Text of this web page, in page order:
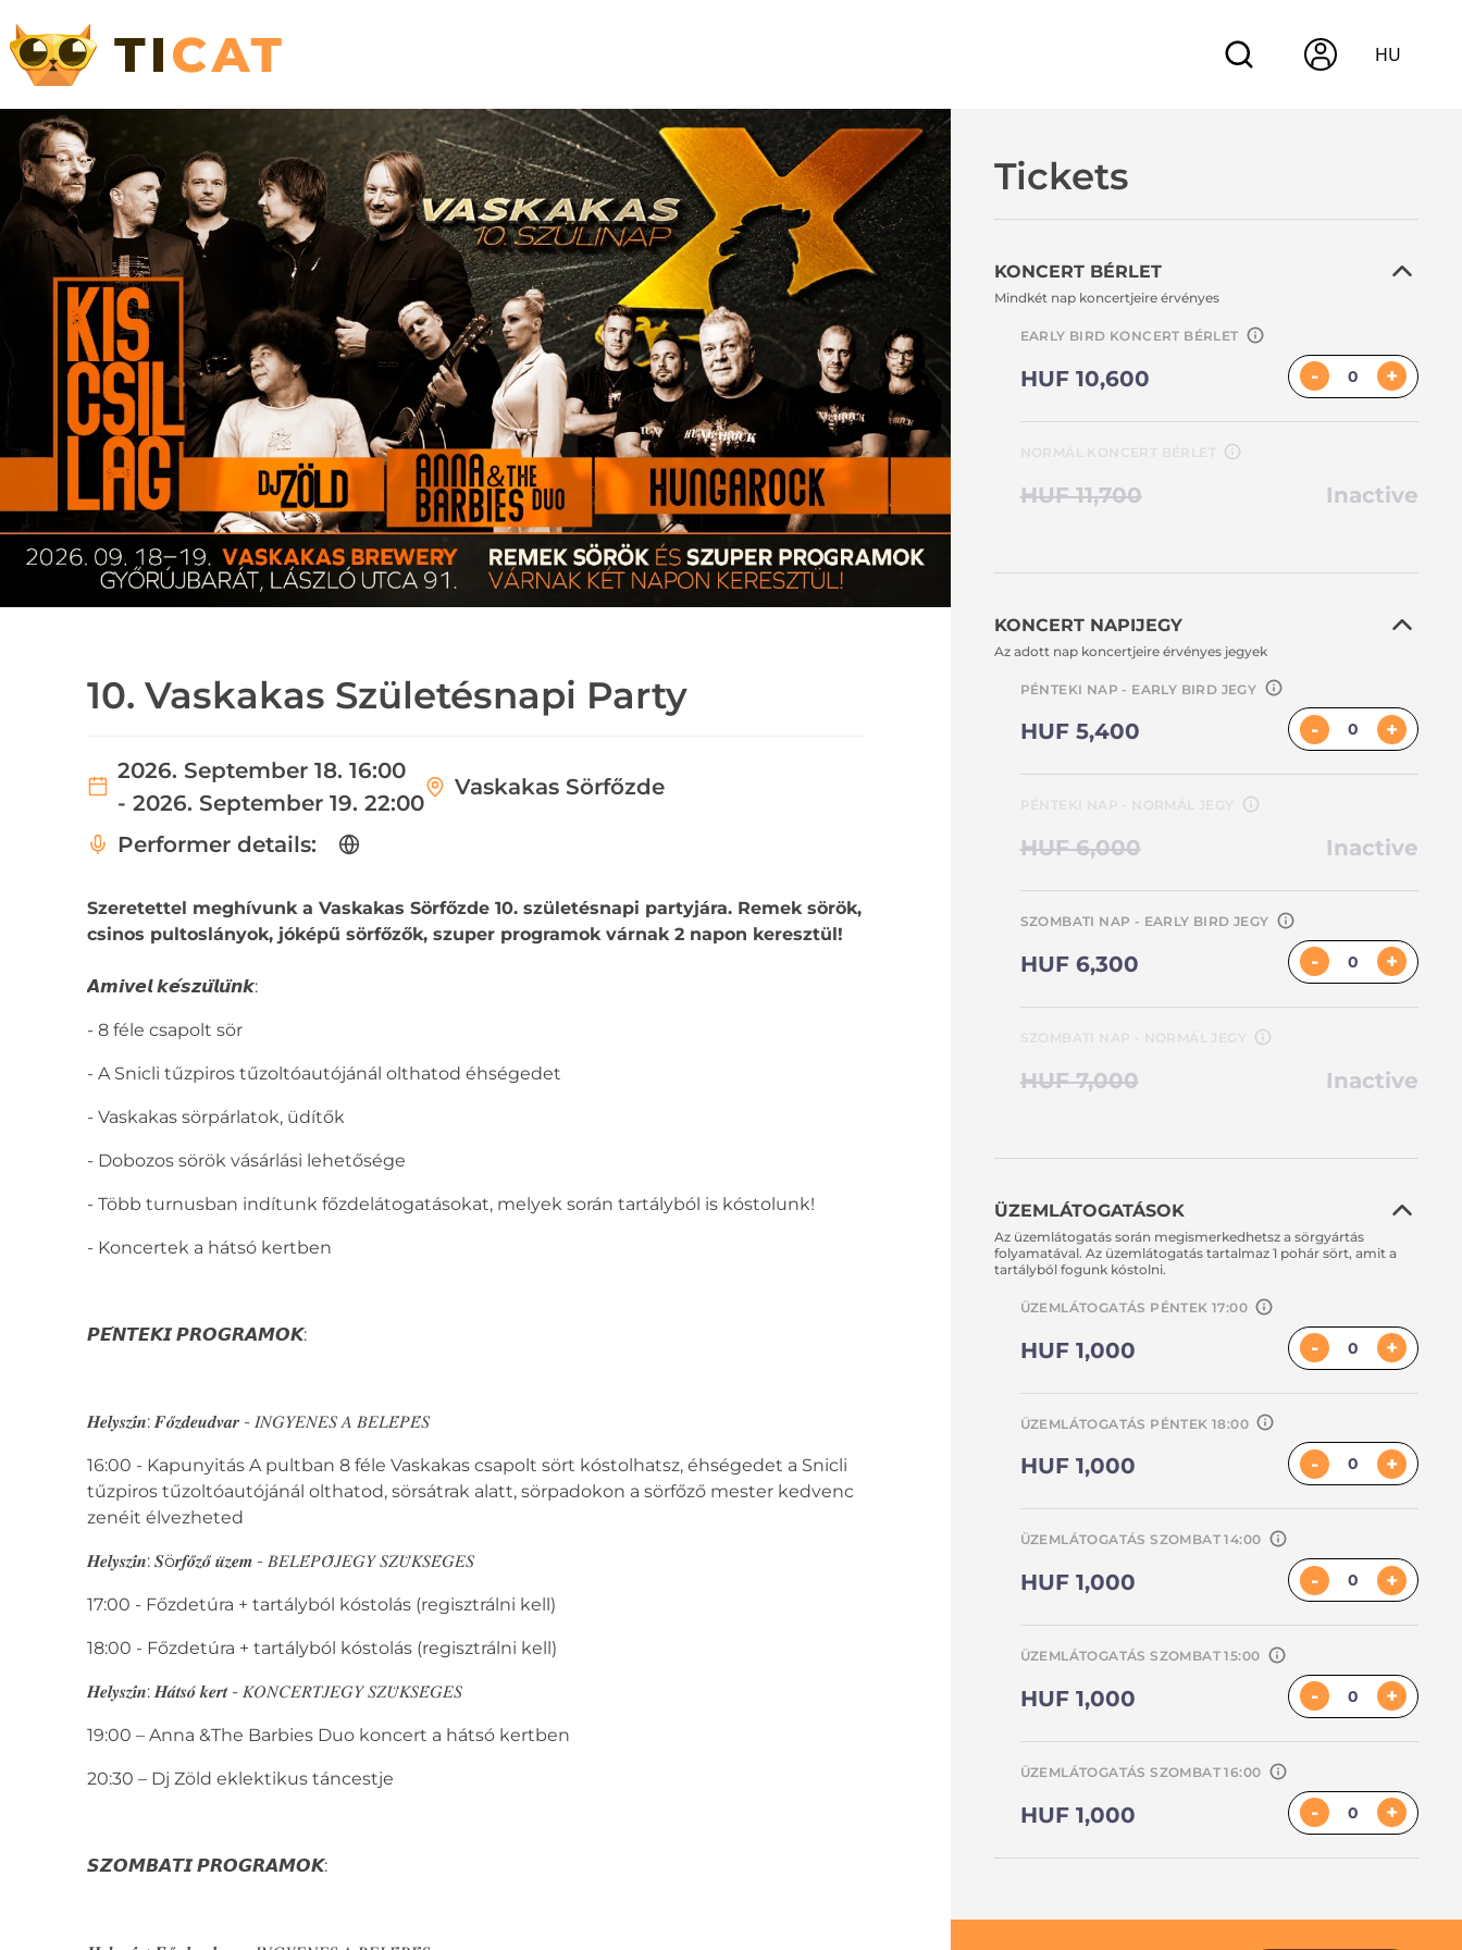
HU
10. Vaskakas Születésnapi Party
2026. September 18. 16:00
- 2026. September 19. 22:00
Vaskakas Sörfőzde
Performer details:
Tickets
KONCERT BÉRLET
Mindkét nap koncertjeire érvényes
EARLY BIRD KONCERT BÉRLET
HUF 10,600 - +
HUF 11,700 Inactive
KONCERT NAPIJEGY
Az adott nap koncertjeire érvényes jegyek
PÉNTEKI NAP - EARLY BIRD JEGY
HUF 5,400 - +
HUF 6,000 Inactive
SZOMBATI NAP - EARLY BIRD JEGY
HUF 6,300 - +
HUF 7,000 Inactive
ÜZEMLÁTOGATÁSOK
Az üzemlátogatás során megismerkedhetsz a sörgyártás
folyamatával. Az üzemlátogatás tartalmaz 1 pohár sört, amit a
tartályból fogunk kóstolni.
ÜZEMLÁTOGATÁS PÉNTEK 17:00
HUF 1,000 - +
ÜZEMLÁTOGATÁS PÉNTEK 18:00
HUF 1,000 - +
ÜZEMLÁTOGATÁS SZOMBAT 14:00
HUF 1,000 - +
ÜZEMLÁTOGATÁS SZOMBAT 15:00
HUF 1,000 - +
ÜZEMLÁTOGATÁS SZOMBAT 16:00
HUF 1,000 - +
Szeretettel meghívunk a Vaskakas Sörfőzde 10. születésnapi partyjára. Remek sörök,
csinos pultoslányok, jóképű sörfőzők, szuper programok várnak 2 napon keresztül!
𝘼𝙢𝙞𝙫𝙚𝙡 𝙠𝙚́𝙨𝙯𝙪̈𝙡𝙪̈𝙣𝙠:
- 8 féle csapolt sör
- A Snicli tűzpiros tűzoltóautójánál olthatod éhségedet
- Vaskakas sörpárlatok, üdítők
- Dobozos sörök vásárlási lehetősége
- Több turnusban indítunk főzdelátogatásokat, melyek során tartályból is kóstolunk!
- Koncertek a hátsó kertben
𝙋𝙀́𝙉𝙏𝙀𝙆𝙄 𝙋𝙍𝙊𝙂𝙍𝘼𝙈𝙊𝙆:
𝑯𝒆𝒍𝒚𝒔𝒛𝒊́𝒏: 𝑭𝒐̋𝒛𝒅𝒆𝒖𝒅𝒗𝒂𝒓 - 𝐼𝑁𝐺𝑌𝐸𝑁𝐸𝑆 𝐴 𝐵𝐸𝐿𝐸́𝑃𝐸́𝑆
16:00 - Kapunyitás A pultban 8 féle Vaskakas csapolt sört kóstolhatsz, éhségedet a Snicli
tűzpiros tűzoltóautójánál olthatod, sörsátrak alatt, sörpadokon a sörfőző mester kedvenc
zenéit élvezheted
𝑯𝒆𝒍𝒚𝒔𝒛𝒊́𝒏: 𝑺ö𝒓𝒇𝒐̋𝒛𝒐̋ 𝒖̈𝒛𝒆𝒎 - 𝐵𝐸𝐿𝐸́𝑃𝑂̋𝐽𝐸𝐺𝑌 𝑆𝑍𝑈̈𝐾𝑆𝐸́𝐺𝐸𝑆
17:00 - Főzdetúra + tartályból kóstolás (regisztrálni kell)
18:00 - Főzdetúra + tartályból kóstolás (regisztrálni kell)
𝑯𝒆𝒍𝒚𝒔𝒛𝒊́𝒏: 𝑯𝒂́𝒕𝒔𝒐́ 𝒌𝒆𝒓𝒕 - 𝐾𝑂𝑁𝐶𝐸𝑅𝑇𝐽𝐸𝐺𝑌 𝑆𝑍𝑈̈𝐾𝑆𝐸́𝐺𝐸𝑆
19:00 – Anna &The Barbies Duo koncert a hátsó kertben
20:30 – Dj Zöld eklektikus táncestje
𝙎𝙕𝙊𝙈𝘽𝘼𝙏𝙄 𝙋𝙍𝙊𝙂𝙍𝘼𝙈𝙊𝙆: